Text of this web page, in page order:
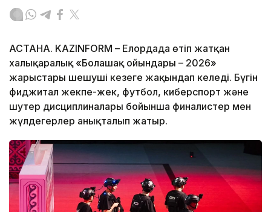
АСТАНА. KAZINFORM – Елордада өтіп жатқан
халықаралық «Болашақ ойындары – 2026»
жарыстары шешуші кезеңге жақындап келеді. Бүгін
фиджитал жекпе-жек, футбол, киберспорт және
шутер дисциплиналары бойынша финалистер мен
жүлдегерлер анықталып жатыр.